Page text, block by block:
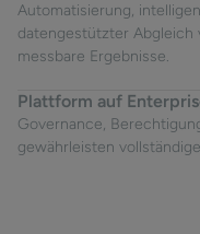
Automatisierung,
datengestützter Abgleich
messbare Ergebnisse.
Plattform auf
Governance,
gewährleisten